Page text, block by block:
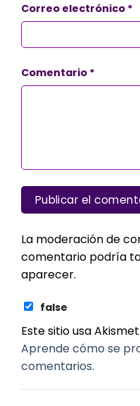
Correo electrónico *
Comentario *
La moderación de
comentario podría
aparecer.
false
Este sitio usa
Aprende cómo se
comentarios.